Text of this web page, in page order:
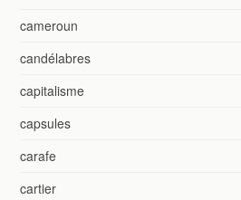
cameroun
candélabres
capitalisme
capsules
carafe
cartier